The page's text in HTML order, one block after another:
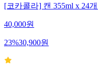
[코카콜라] 캔 355ml x 24
40,000원
23%30,900원